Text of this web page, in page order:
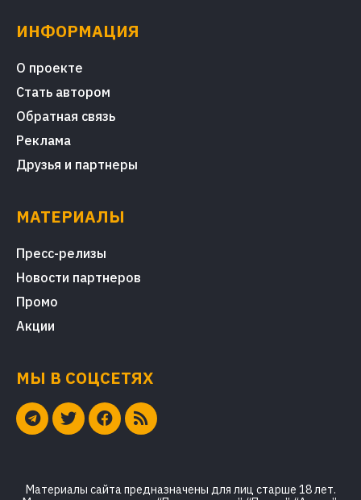
ИНФОРМАЦИЯ
О проекте
Стать автором
Обратная связь
Реклама
Друзья и партнеры
МАТЕРИАЛЫ
Пресс-релизы
Новости партнеров
Промо
Акции
МЫ В СОЦСЕТЯХ
Материалы сайта предназначены для лиц старше 18 лет.